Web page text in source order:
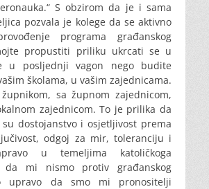
S obzirom da je i sama
pozvala je kolege da se aktivno
programa građanskog
propustiti priliku ukrcati se u
posljednji vagon nego budite
školama, u vašim zajednicama.
sa župnom zajednicom,
zajednicom. To je prilika da
su dostojanstvo i osjetljivost prema
odgoj za mir, toleranciju i
u temeljima katoličkoga
da mi nismo protiv građanskog
upravo da smo mi pronositelji